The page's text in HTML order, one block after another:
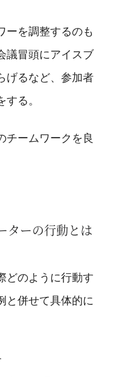
ーを調整するのも
議冒頭にアイスブ
げるなど、参加者
る。
チームワークを良
ターの行動とは
どのように行動す
と併せて具体的に